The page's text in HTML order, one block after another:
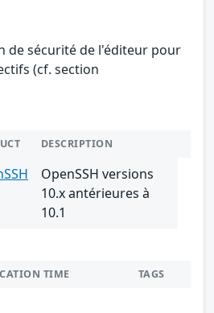
de sécurité de l'éditeur pour
(cf. section
DESCRIPTION
OpenSSH versions
10.x antérieures à
10.1
TIME TAGS